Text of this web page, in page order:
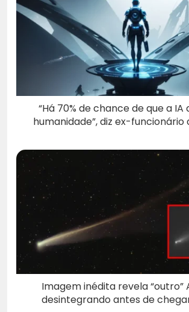
“Há 70% de chance de que a IA
humanidade”, diz ex-funcionário
Imagem inédita revela “outro”
desintegrando antes de